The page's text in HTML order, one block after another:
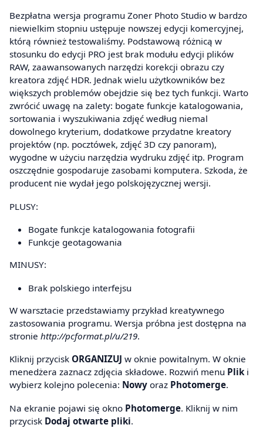
Bezpłatna wersja programu Zoner Photo Studio w bardzo
niewielkim stopniu ustępuje nowszej edycji komercyjnej,
którą również testowaliśmy. Podstawową różnicą w
stosunku do edycji PRO jest brak modułu edycji plików
RAW, zaawansowanych narzędzi korekcji obrazu czy
kreatora zdjęć HDR. Jednak wielu użytkowników bez
większych problemów obejdzie się bez tych funkcji. Warto
zwrócić uwagę na zalety: bogate funkcje katalogowania,
sortowania i wyszukiwania zdjęć według niemal
dowolnego kryterium, dodatkowe przydatne kreatory
projektów (np. pocztówek, zdjęć 3D czy panoram),
wygodne w użyciu narzędzia wydruku zdjęć itp. Program
oszczędnie gospodaruje zasobami komputera. Szkoda, że
producent nie wydał jego polskojęzycznej wersji.
PLUSY:
Bogate funkcje katalogowania fotografii
Funkcje geotagowania
MINUSY:
Brak polskiego interfejsu
W warsztacie przedstawiamy przykład kreatywnego
zastosowania programu. Wersja próbna jest dostępna na
stronie http://pcformat.pl/u/219.
Kliknij przycisk ORGANIZUJ w oknie powitalnym. W oknie
menedżera zaznacz zdjęcia składowe. Rozwiń menu Pliki
wybierz kolejno polecenia: Nowy oraz Photomerge.
Na ekranie pojawi się okno Photomerge. Kliknij w nim
przycisk Dodaj otwarte pliki.